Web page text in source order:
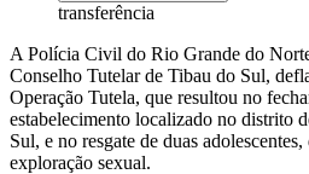
transferência
A Polícia Civil do Rio Grande do
Conselho Tutelar de Tibau do Sul,
Operação Tutela, que resultou no
estabelecimento localizado no distrito
Sul, e no resgate de duas
exploração sexual.